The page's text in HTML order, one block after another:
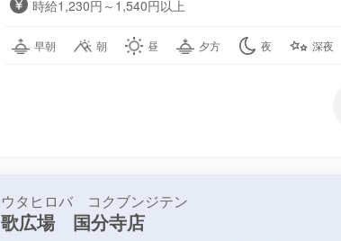
時給1,230円～1,540円以上
早朝 朝 昼 夕方 夜 深夜
ウタヒロバ コクブンジテン
歌広場 国分寺店